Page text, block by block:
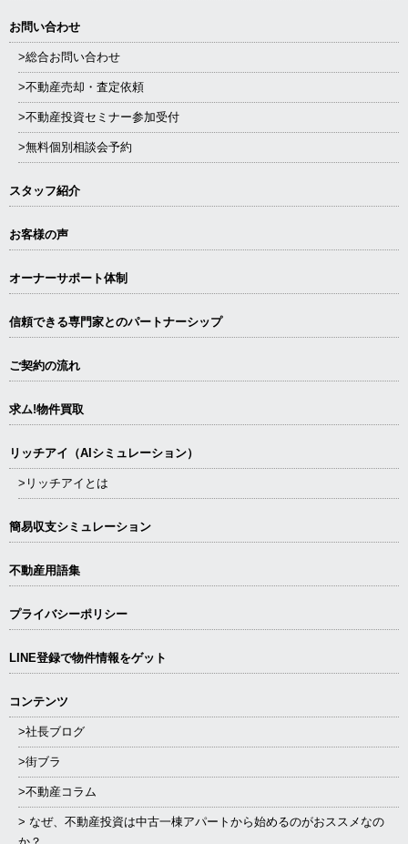
お問い合わせ
>総合お問い合わせ
>不動産売却・査定依頼
>不動産投資セミナー参加受付
>無料個別相談会予約
スタッフ紹介
お客様の声
オーナーサポート体制
信頼できる専⾨家とのパートナーシップ
ご契約の流れ
求ム!物件買取
リッチアイ（AIシミュレーション）
>リッチアイとは
簡易収支シミュレーション
不動産用語集
プライバシーポリシー
LINE登録で物件情報をゲット
コンテンツ
>社長ブログ
>街ブラ
>不動産コラム
> なぜ、不動産投資は中古一棟アパートから始めるのがおススメなの